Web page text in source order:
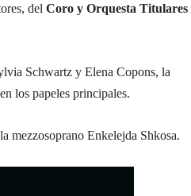
del Coro y Orquesta Titulares
Schwartz y Elena Copons, la
los papeles principales.
mezzosoprano Enkelejda Shkosa.